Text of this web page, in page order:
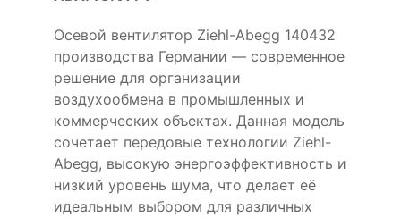
Осевой вентилятор Ziehl-Abegg 140432
производства Германии — современное
решение для организации
воздухообмена в промышленных и
коммерческих объектах. Данная модель
сочетает передовые технологии Ziehl-
Abegg, высокую энергоэффективность и
низкий уровень шума, что делает её
идеальным выбором для различных